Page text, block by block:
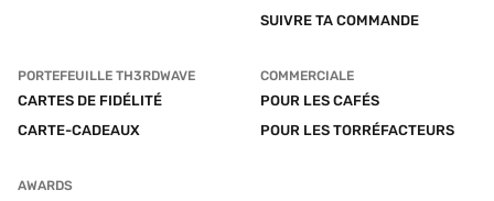
SUIVRE TA COMMANDE
PORTEFEUILLE TH3RDWAVE
CARTES DE FIDÉLITÉ
CARTE-CADEAUX
COMMERCIALE
POUR LES CAFÉS
POUR LES TORRÉFACTEURS
AWARDS